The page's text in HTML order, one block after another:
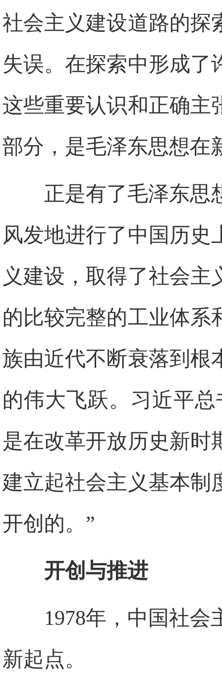
社会主义建设道路的探
失误。在探索中形成了
这些重要认识和正确主
部分，是毛泽东思想在
正是有了毛泽东思
风发地进行了中国历史
义建设，取得了社会
的比较完整的工业体系
族由近代不断衰落到根
的伟大飞跃。习近平
是在改革开放历史新时
建立起社会主义基本制
开创的。”
开创与推进
1978年，中国社
新起点。